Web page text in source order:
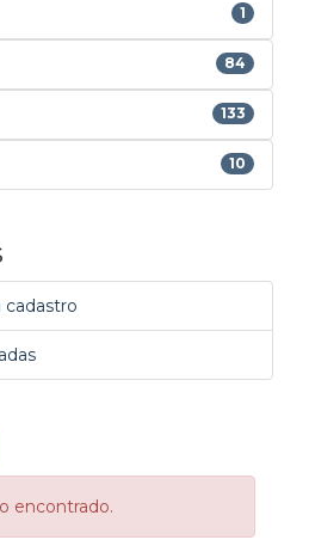
1
84
133
10
cadastro
encontrado.